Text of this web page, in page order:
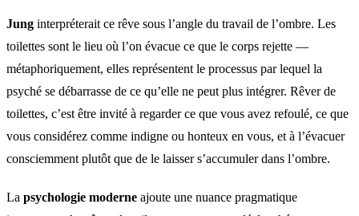
Jung interpréterait ce rêve sous l’angle du travail de l’ombre. Les
toilettes sont le lieu où l’on évacue ce que le corps rejette —
métaphoriquement, elles représentent le processus par lequel la
psyché se débarrasse de ce qu’elle ne peut plus intégrer. Rêver de
toilettes, c’est être invité à regarder ce que vous avez refoulé, ce que
vous considérez comme indigne ou honteux en vous, et à l’évacuer
consciemment plutôt que de le laisser s’accumuler dans l’ombre.
La psychologie moderne ajoute une nuance pragmatique